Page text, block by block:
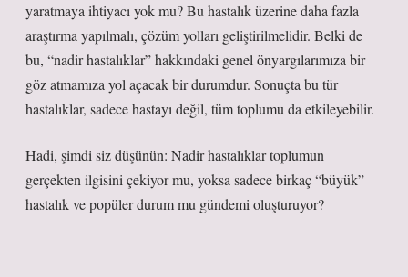
yaratmaya ihtiyacı yok mu? Bu hastalık üzerine daha fazla
araştırma yapılmalı, çözüm yolları geliştirilmelidir. Belki de
bu, “nadir hastalıklar” hakkındaki genel önyargılarımıza bir
göz atmamıza yol açacak bir durumdur. Sonuçta bu tür
hastalıklar, sadece hastayı değil, tüm toplumu da etkileyebilir.
Hadi, şimdi siz düşünün: Nadir hastalıklar toplumun
gerçekten ilgisini çekiyor mu, yoksa sadece birkaç “büyük”
hastalık ve popüler durum mu gündemi oluşturuyor?